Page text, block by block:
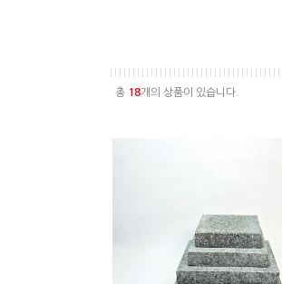
총 18개의 상품이 있습니다.